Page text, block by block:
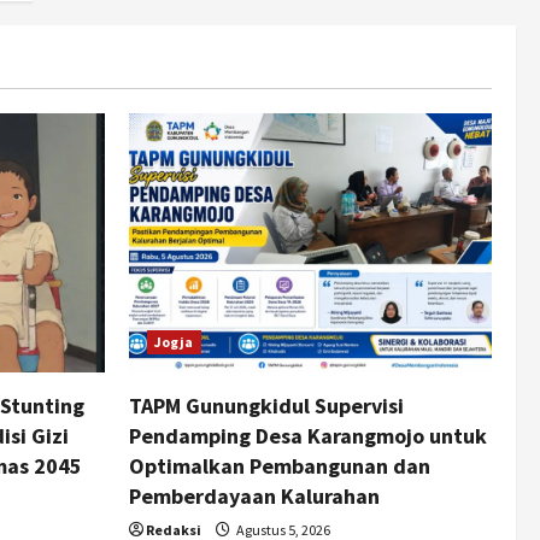
Gizi
2045
Jogja
TAPM Gunungkidul Supervisi
Pendamping Desa Karangmojo untuk
Optimalkan Pembangunan dan
Pemberdayaan Kalurahan
Redaksi Agustus 5, 2026